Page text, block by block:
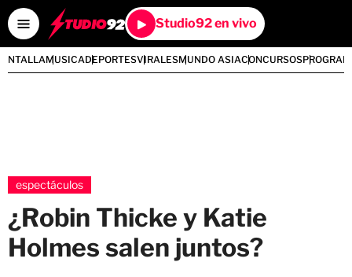
Studio92 en vivo
MUSICADEPORTESVIRALESMUNDO ASIACONCURSOS
espectáculos
¿Robin Thicke y Katie
Holmes salen juntos?